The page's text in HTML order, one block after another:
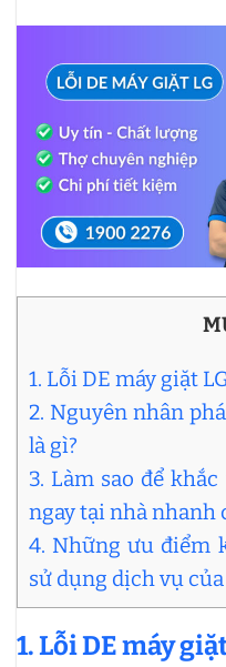
1. Lỗi DE máy giặt
2. Nguyên nhân
là gì?
3. Làm sao để
ngay tại nhà nhanh
4. Những ưu điểm
sử dụng dịch vụ
1. Lỗi DE máy